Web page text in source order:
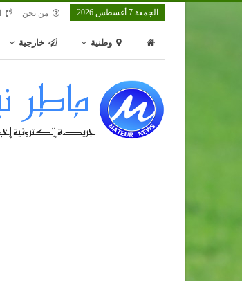
الجمعة 7 أغسطس 2026 من نحن
وطنية خارجية